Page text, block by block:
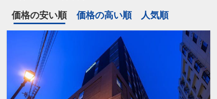
価格の安い順
価格の高い順 人気順